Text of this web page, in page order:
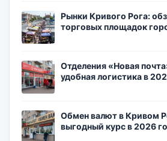
Рынки Кривого Рога:
торговых площадок
Отделения «Новая
удобная логистика в
Обмен валют в Кривом
выгодный курс в 2026